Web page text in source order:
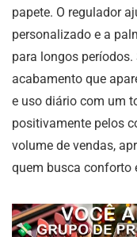
papete. O regulador
personalizado e a
para longos
acabamento que
e uso diário com um
positivamente pelos
volume de vendas,
quem busca conforto